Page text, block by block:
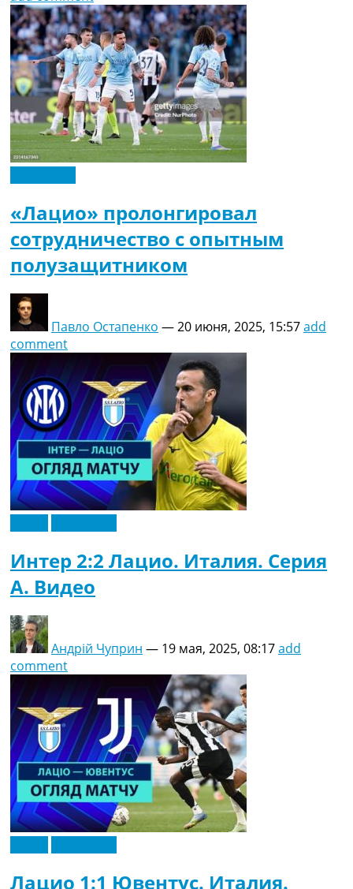
«Лацио» пролонгировал
сотрудничество с опытным
полузащитником
Павло Остапенко —20 июня, 2025, 15:57add
comment
Интер 2:2 Лацио. Италия. Серия
A. Видео
Андрій Чуприн — 19 мая, 2025, 08:17add
comment
Лацио 1:1 Ювентус. Италия.